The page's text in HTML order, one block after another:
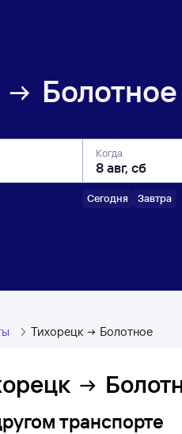
Болотное
Когда
Сегодня Завтра
Тихорецк Болотное
транспорте